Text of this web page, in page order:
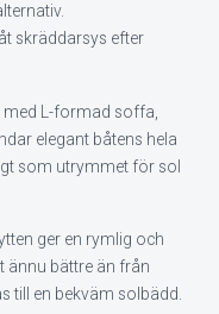
skräddarsys efter
L-formad soffa,
elegant båtens hela
som utrymmet för sol
ger en rymlig och
ännu bättre än från
till en bekväm solbädd.